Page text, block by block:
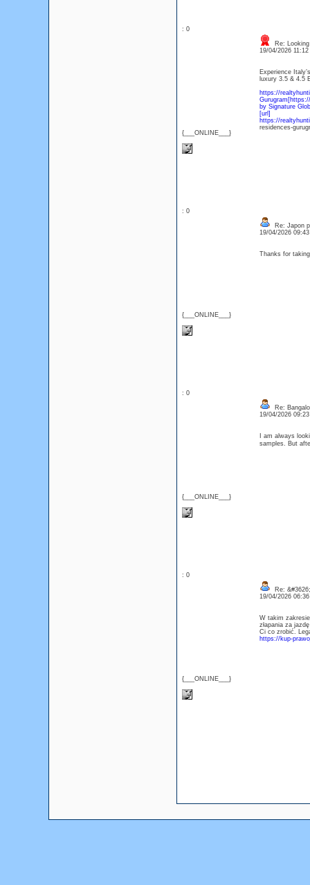
: 0
{___ONLINE___}
Re:
19/04/2026
Experience
luxury 3.5 & 4.5
https://
by Signature
[url]
https://
residences-
: 0
{___ONLINE___}
Re: Japon
19/04/2026
Thanks for
: 0
{___ONLINE___}
Re:
19/04/2026
I am always
samples. But
: 0
{___ONLINE___}
Re:
19/04/2026
W takim
złapania za
Ci co zrobić.
https://kup-